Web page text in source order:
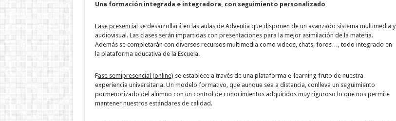
Una formación integrada e integradora, con seguimiento personalizado
Fase presencial se desarrollará en las aulas de Adventia que disponen de un avanzado sistema multimedia y
audiovisual. Las clases serán impartidas con presentaciones para la mejor asimilación de la materia.
Además se completarán con diversos recursos multimedia como videos, chats, foros…, todo integrado en
la plataforma educativa de la Escuela.
Fase semipresencial (online) se establece a través de una plataforma e-learning fruto de nuestra
experiencia universitaria. Un modelo formativo, que aunque sea a distancia, conlleva un seguimiento
pormenorizado del alumno con un control de conocimientos adquiridos muy riguroso lo que nos permite
mantener nuestros estándares de calidad.